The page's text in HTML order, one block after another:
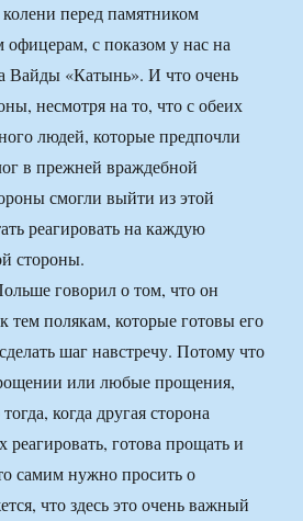
перед памятником
с показом у нас на
Вайды «Катынь». И что очень
несмотря на то, что с обеих
людей, которые предпочли
в прежней враждебной
смогли выйти из этой
реагировать на каждую
стороны.
говорил о том, что он
тем полякам, которые готовы его
шаг навстречу. Потому что
или любые прощения,
когда другая сторона
реагировать, готова прощать и
самим нужно просить о
что здесь это очень важный